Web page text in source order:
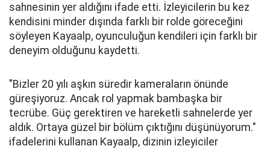
sahnesinin yer aldığını ifade etti. İzleyicilerin bu kez
kendisini minder dışında farklı bir rolde göreceğini
söyleyen Kayaalp, oyunculuğun kendileri için farklı bir
deneyim olduğunu kaydetti.
"Bizler 20 yılı aşkın süredir kameraların önünde
güreşiyoruz. Ancak rol yapmak bambaşka bir
tecrübe. Güç gerektiren ve hareketli sahnelerde yer
aldık. Ortaya güzel bir bölüm çıktığını düşünüyorum."
ifadelerini kullanan Kayaalp, dizinin izleyiciler